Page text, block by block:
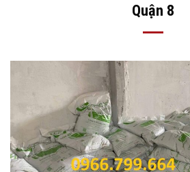
Quận 8